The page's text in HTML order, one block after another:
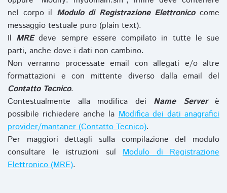
nel corpo il Modulo di Registrazione Elettronicocome
messaggio testuale puro (plain text).
Il MREdeve sempre essere compilato in tutte le sue
parti, anche dove i dati non cambino.
Non verranno processate email con allegati e/o altre
formattazioni e con mittente diverso dalla email del
Contatto Tecnico.
Contestualmente alla modifica dei Name Serverè
possibile richiedere anche laModifica dei dati anagrafici
provider/mantaner (Contatto Tecnico).
Per maggiori dettagli sulla compilazione del modulo
consultare le istruzioni sul Modulo di Registrazione
Elettronico (MRE).